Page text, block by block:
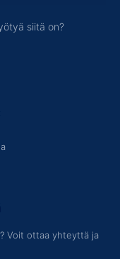
siitä on?
Voit ottaa yhteyttä ja